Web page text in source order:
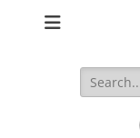
Search
for: